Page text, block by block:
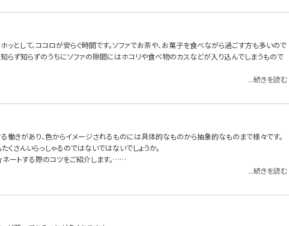
ッとして、ココロが安らぐ時間です。ソファでお茶や、お菓子を食べながら過ごす方も多いので
知らず知らずのうちにソファの隙間にはホコリや食べ物のカスなどが入り込んでしまうもので
...続きを読む
働きがあり、色からイメージされるものには具体的なものから抽象的なものまで様々です。
さんいらっしゃるのではないではないでしょうか。
ネートする際のコツをご紹介します。……
...続きを読む